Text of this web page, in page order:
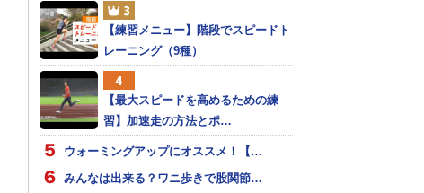
【練習メニュー】階段でスピードト
レーニング（9種）
【最大スピードを高めるための練
習】加速走の方法とポ…
ウォーミングアップにオススメ！【…
みんなは出来る？ワニ歩きで股関節…